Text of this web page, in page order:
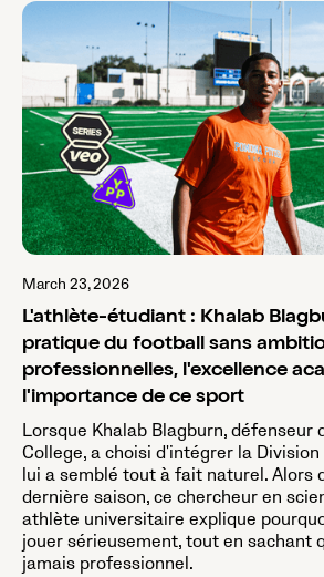
March 23, 2026
L'athlète-étudiant : Khalab
pratique du football sans
professionnelles, l'excellence
l'importance de ce sport
Lorsque Khalab Blagburn, défenseur
College, a choisi d'intégrer la
lui a semblé tout à fait naturel. Alors
dernière saison, ce chercheur en
athlète universitaire explique
jouer sérieusement, tout en sachant
jamais professionnel.